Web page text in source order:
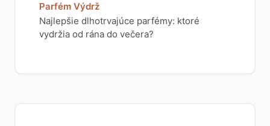
Parfém Výdrž
Najlepšie dlhotrvajúce parfémy: ktoré
vydržia od rána do večera?